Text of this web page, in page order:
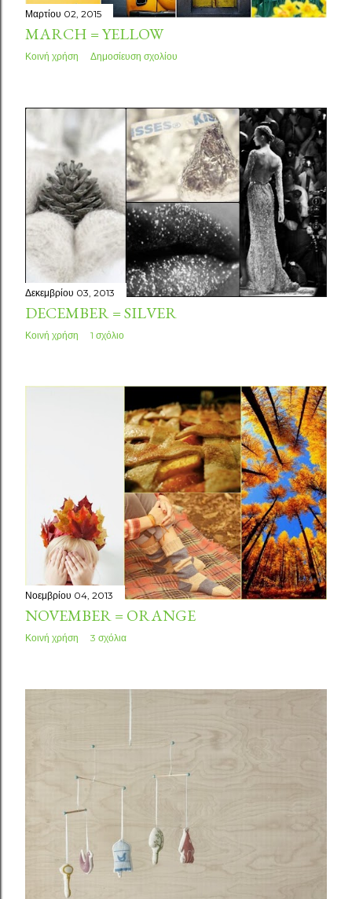
Μαρτίου 02, 2015
MARCH = YELLOW
Κοινή χρήση Δημοσίευση σχολίου
Δεκεμβρίου 03, 2013
DECEMBER = SILVER
Κοινή χρήση 1 σχόλιο
Νοεμβρίου 04, 2013
NOVEMBER = ORANGE
Κοινή χρήση 3 σχόλια